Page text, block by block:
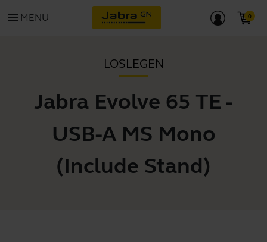
menu MENU
LOSLEGEN
Jabra Evolve 65 TE -
USB-A MS Mono
(Include Stand)